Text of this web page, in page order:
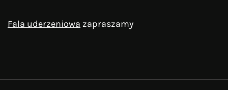
Fala uderzeniowa zapraszamy